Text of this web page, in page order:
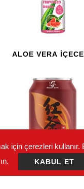
ALOE VERA
için çerezleri
KABUL ET